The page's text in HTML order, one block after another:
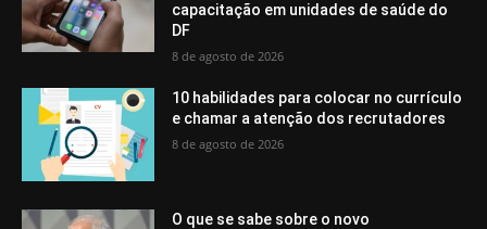
capacitação em unidades de saúde do
DF
8 de agosto de 2026
10 habilidades para colocar no currículo
e chamar a atenção dos recrutadores
8 de agosto de 2026
O que se sabe sobre o novo